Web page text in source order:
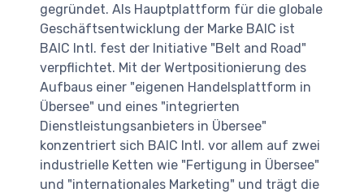
gegründet. Als Hauptplattform für die globale
Geschäftsentwicklung der Marke BAIC ist
BAIC Intl. fest der Initiative "Belt and Road"
verpflichtet. Mit der Wertpositionierung des
Aufbaus einer "eigenen Handelsplattform in
Übersee" und eines "integrierten
Dienstleistungsanbieters in Übersee"
konzentriert sich BAIC Intl. vor allem auf zwei
industrielle Ketten wie "Fertigung in Übersee"
und "internationales Marketing" und trägt die